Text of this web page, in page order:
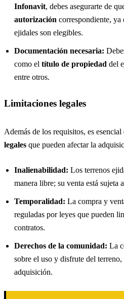
Infonavit, debes asegurarte de
autorización correspondiente, ya
ejidales son elegibles.
Documentación necesaria:
como el título de propiedad del
entre otros.
Limitaciones legales
Además de los requisitos, es esencial
legales que pueden afectar la
Inalienabilidad: Los terrenos
manera libre; su venta está sujeta
Temporalidad: La compra y
reguladas por leyes que pueden
contratos.
Derechos de la comunidad: La
sobre el uso y disfrute del
adquisición.